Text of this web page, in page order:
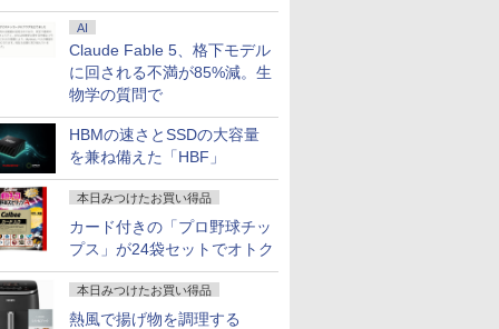
AI
Claude Fable 5、格下モデル
に回される不満が85%減。生
物学の質問で
HBMの速さとSSDの大容量
を兼ね備えた「HBF」
本日みつけたお買い得品
カード付きの「プロ野球チッ
プス」が24袋セットでオトク
本日みつけたお買い得品
熱風で揚げ物を調理する